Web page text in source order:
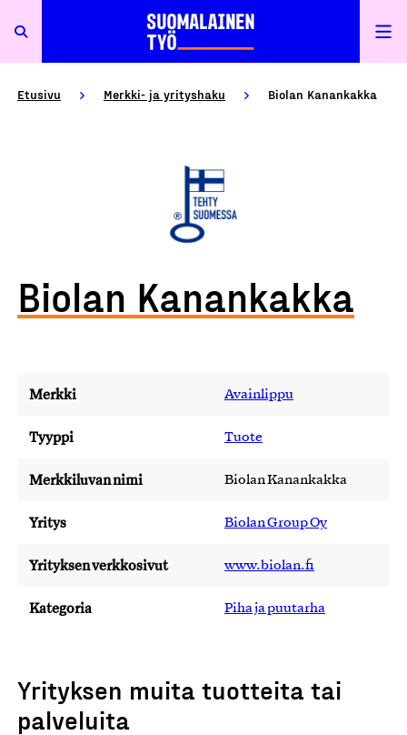
Etusivu Merkki- ja yrityshaku Biolan Kanankakka
Biolan Kanankakka
Merkki Avainlippu
Tyyppi Tuote
Merkkiluvan nimi Biolan Kanankakka
Yritys Biolan Group Oy
Yrityksen verkkosivut www.biolan.fi
Kategoria Piha ja puutarha
Yrityksen muita tuotteita tai
palveluita